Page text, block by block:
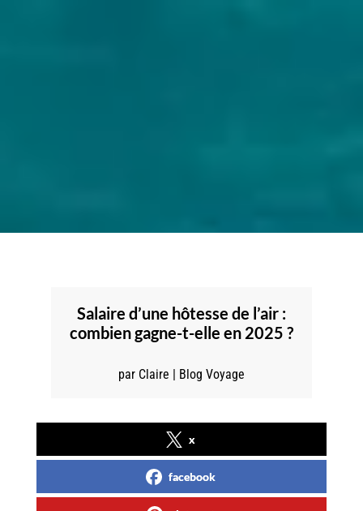
Salaire d’une hôtesse de l’air :
combien gagne-t-elle en 2025 ?
par Claire | Blog Voyage
x
facebook